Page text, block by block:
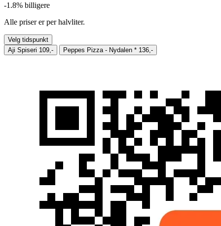
-1.8% billigere
Alle priser er per halvliter.
Velg tidspunkt
Aji Spiseri 109,- Peppes Pizza - Nydalen * 136,-